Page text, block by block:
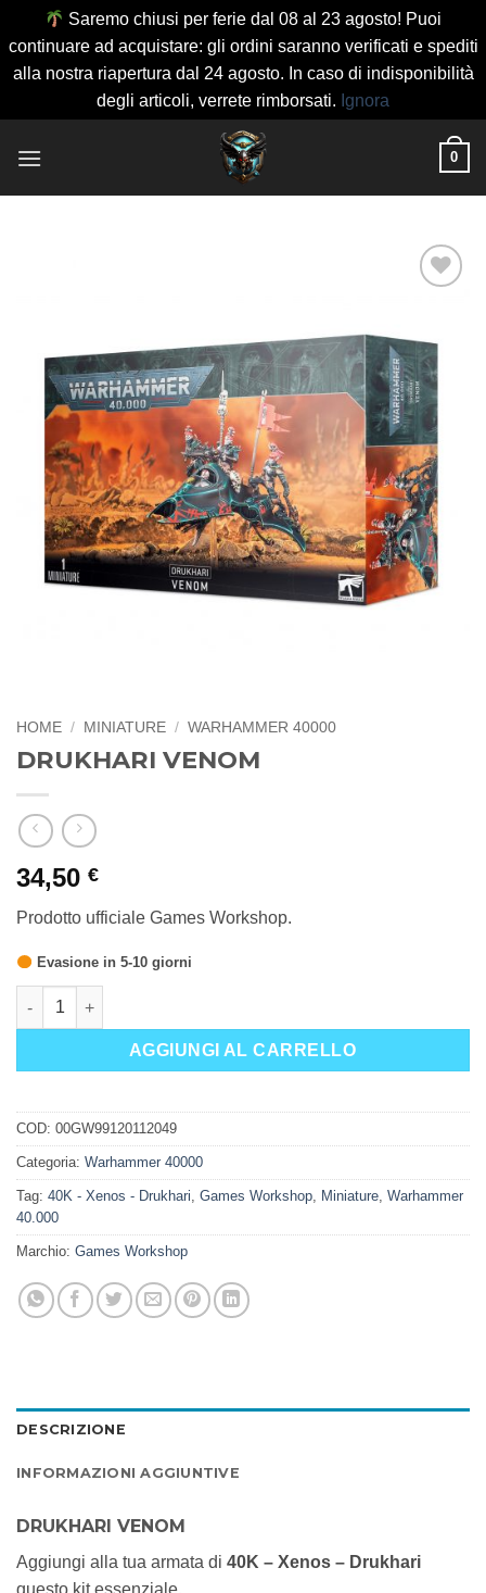
Saremo chiusi per ferie dal 08 al 23 agosto! Puoi
continuare ad acquistare: gli ordini saranno verificati e spediti
alla nostra riapertura dal 24 agosto. In caso di indisponibilità
degli articoli, verrete rimborsati. Ignora
0
dei
desideri
HOME / MINIATURE / WARHAMMER 40000
DRUKHARI VENOM
34,50 €
Prodotto ufficiale Games Workshop.
Evasione in 5-10 giorni
DRUKHARI VENOM quantità
AGGIUNGI AL CARRELLO
COD: 00GW99120112049
Categoria: Warhammer 40000
Tag: 40K - Xenos - Drukhari Games Workshop Miniature Warhammer
40.000
Marchio: Games Workshop
DESCRIZIONE
INFORMAZIONI AGGIUNTIVE
DRUKHARI VENOM
Aggiungi alla tua armata di 40K – Xenos – Drukhari
questo kit essenziale.